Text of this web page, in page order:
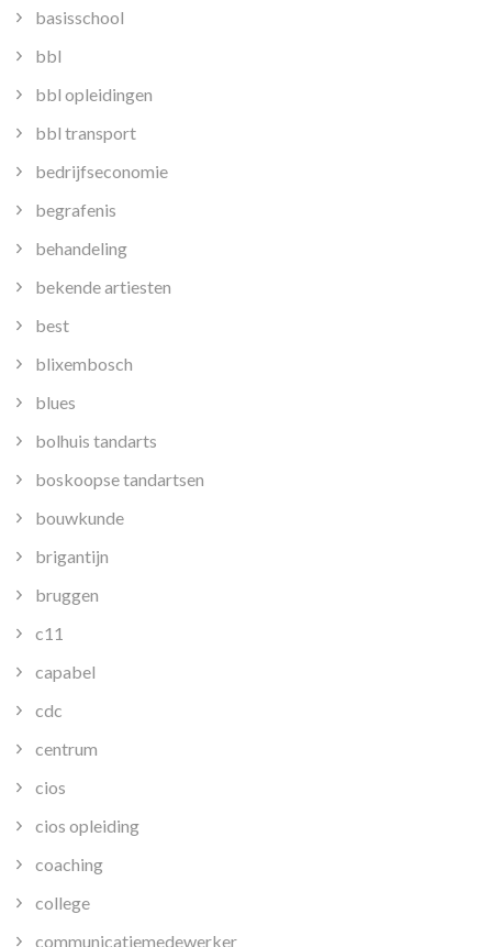
basisschool
bbl
bbl opleidingen
bbl transport
bedrijfseconomie
begrafenis
behandeling
bekende artiesten
best
blixembosch
blues
bolhuis tandarts
boskoopse tandartsen
bouwkunde
brigantijn
bruggen
c11
capabel
cdc
centrum
cios
cios opleiding
coaching
college
communicatiemedewerker